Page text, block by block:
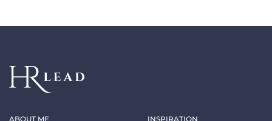
ABOUT ME INSPIRATION